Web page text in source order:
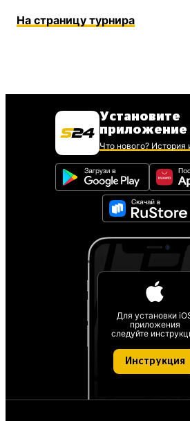
На страницу турнира
Установите
приложение
Что нового? История
Для установки
приложения
следуйте
Инструкция